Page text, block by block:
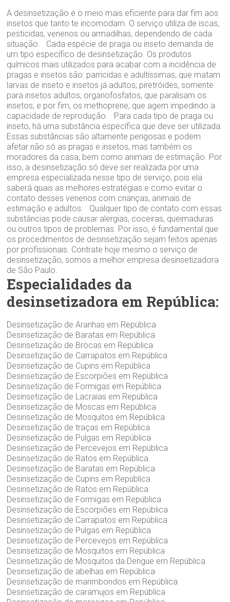
A desinsetização é o meio mais eficiente para dar fim aos
insetos que tanto te incomodam. O serviço utiliza de iscas,
pesticidas, venenos ou armadilhas, dependendo de cada
situação. Cada espécie de praga ou inseto demanda de
um tipo específico de desinsetização. Os produtos
químicos mais utilizados para acabar com a incidência de
pragas e insetos são: parricidas e adultíssimas, que matam
larvas de inseto e insetos já adultos; piretróides, somente
para insetos adultos; organofosfatos, que paralisam os
insetos; e por fim, os methoprene, que agem impedindo a
capacidade de reprodução. Para cada tipo de praga ou
inseto, há uma substância específica que deve ser utilizada.
Essas substâncias são altamente perigosas e podem
afetar não só as pragas e insetos, mas também os
moradores da casa, bem como animais de estimação. Por
isso, a desinsetização só deve ser realizada por uma
empresa especializada nesse tipo de serviço, pois ela
saberá quais as melhores estratégias e como evitar o
contato desses venenos com crianças, animais de
estimação e adultos. Qualquer tipo de contato com essas
substâncias pode causar alergias, coceiras, queimaduras
ou outros tipos de problemas. Por isso, é fundamental que
os procedimentos de desinsetização sejam feitos apenas
por profissionais. Contrate hoje mesmo o serviço de
desinsetização, somos a melhor empresa desinsetizadora
de São Paulo.
Especialidades da
desinsetizadora em República:
Desinsetização de Aranhas em República
Desinsetização de Baratas em República
Desinsetização de Brocas em República
Desinsetização de Carrapatos em República
Desinsetização de Cupins em República
Desinsetização de Escorpiões em República
Desinsetização de Formigas em República
Desinsetização de Lacraias em República
Desinsetização de Moscas em República
Desinsetização de Mosquitos em República
Desinsetização de traças em República
Desinsetização de Pulgas em República
Desinsetização de Percevejos em República
Desinsetização de Ratos em República
Desinsetização de Baratas em República
Desinsetização de Cupins em República
Desinsetização de Ratos em República
Desinsetização de Formigas em República
Desinsetização de Escorpiões em República
Desinsetização de Carrapatos em República
Desinsetização de Pulgas em República
Desinsetização de Percevejos em República
Desinsetização de Mosquitos em República
Desinsetização de Mosquitos da Dengue em República
Desinsetização de abelhas em República
Desinsetização de marimbondos em República
Desinsetização de caramujos em República